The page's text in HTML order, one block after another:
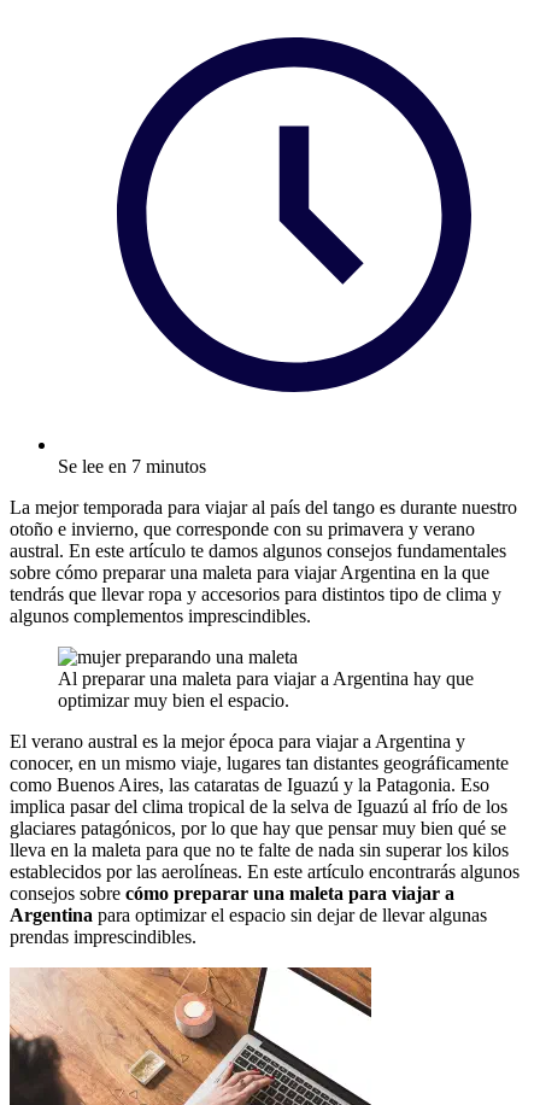
Se lee en 7 minutos
La mejor temporada para viajar al país del tango es durante nuestro
otoño e invierno, que corresponde con su primavera y verano
austral. En este artículo te damos algunos consejos fundamentales
sobre cómo preparar una maleta para viajar Argentina en la que
tendrás que llevar ropa y accesorios para distintos tipo de clima y
algunos complementos imprescindibles.
Al preparar una maleta para viajar a Argentina hay que
optimizar muy bien el espacio.
El verano austral es la mejor época para viajar a Argentina y
conocer, en un mismo viaje, lugares tan distantes geográficamente
como Buenos Aires, las cataratas de Iguazú y la Patagonia. Eso
implica pasar del clima tropical de la selva de Iguazú al frío de los
glaciares patagónicos, por lo que hay que pensar muy bien qué se
lleva en la maleta para que no te falte de nada sin superar los kilos
establecidos por las aerolíneas. En este artículo encontrarás algunos
consejos sobre cómo preparar una maleta para viajar a
Argentina para optimizar el espacio sin dejar de llevar algunas
prendas imprescindibles.